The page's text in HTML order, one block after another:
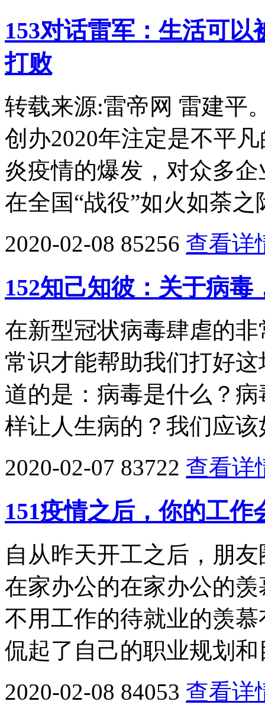
153对话雷军：生活可
打败
转载来源:雷帝网 雷建平
创办2020年注定是不平
炎疫情的爆发，对众多
在全国“战役”如火如荼之
2020-02-08 85256 查看详
152知己知彼：关于病
在新型冠状病毒肆虐的
常识才能帮助我们打好
道的是：病毒是什么？
样让人生病的？我们应
2020-02-07 83722 查看详
151疫情之后，你的工作
自从昨天开工之后，朋
在家办公的在家办公的
不用工作的待就业的羡
侃起了自己的职业规划和
2020-02-08 84053 查看详